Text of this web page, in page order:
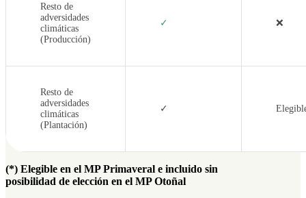
Resto de
adversidades
climáticas
(Producción)
✓ ❌
Resto de
adversidades
climáticas
(Plantación)
✓
(*) Elegible en el MP Primaveral e incluido sin
posibilidad de elección en el MP Otoñal